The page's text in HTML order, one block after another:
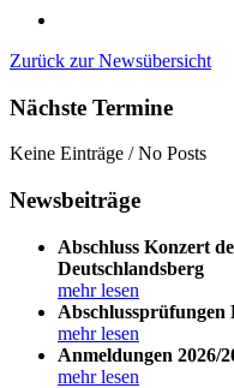
Zurück zur Newsübersicht
Nächste Termine
Keine Einträge / No Posts
Newsbeiträge
Abschluss Konzert
Deutschlandsberg
mehr lesen
Abschlussprüfungen
mehr lesen
Anmeldungen 2026/
mehr lesen